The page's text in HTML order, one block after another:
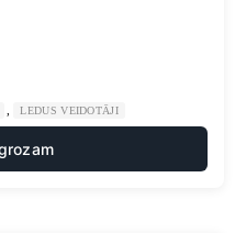
LEDUS VEIDOTĀJI